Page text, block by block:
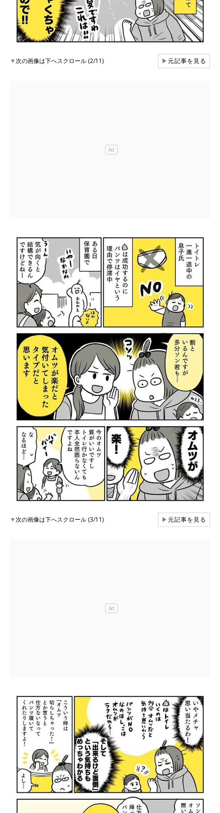
▼次の画像は下へスクロール (2/11) ▶元記事を見る
▼次の画像は下へスクロール (3/11) ▶元記事を見る